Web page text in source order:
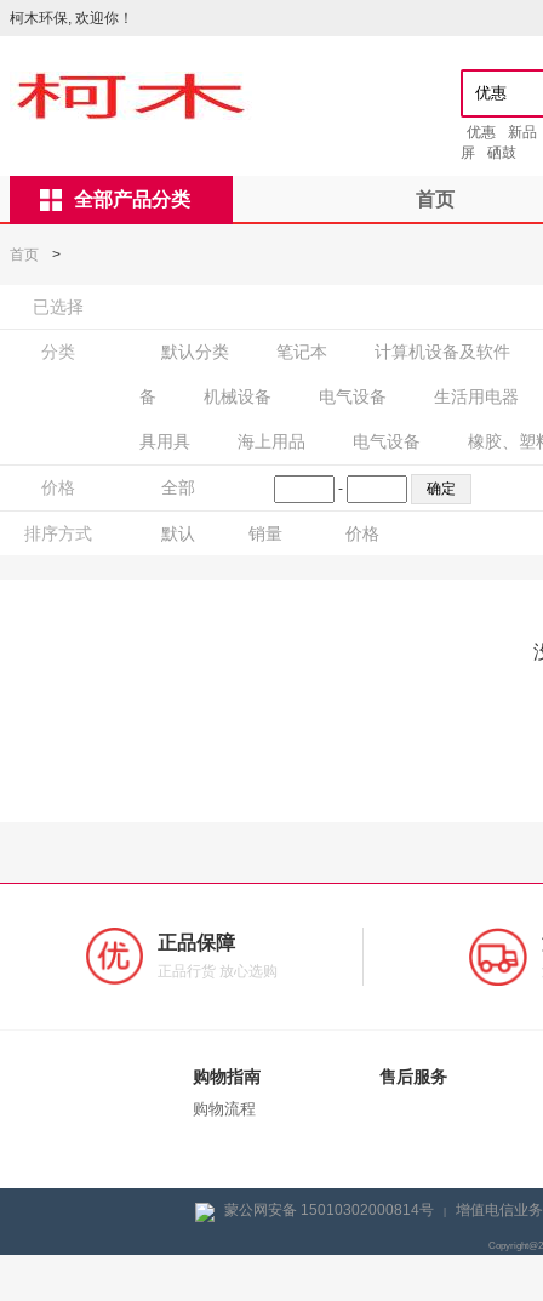
柯木环保, 欢迎你！
优惠
新品
屏
硒鼓
全部产品分类 首页
首页 >
已选择
分类 默认分类 笔记本 计算机设备及软件
备 机械设备 电气设备 生活用电器
具用具 海上用品 电气设备 橡胶、塑
价格 全部 -
排序方式 默认 销量 价格
正品保障
正品行货 放心选购
购物指南
购物流程
售后服务
蒙公网安备 15010302000814号 | 增值电信业